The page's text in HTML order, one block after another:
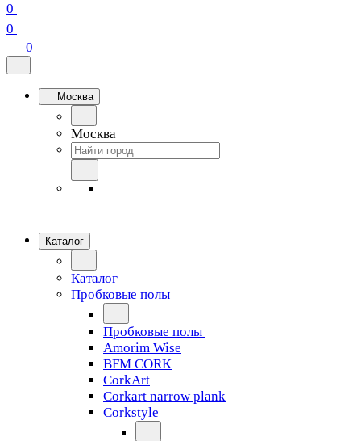
0
0
0
Москва
Москва
Каталог
Каталог
Пробковые полы
Пробковые полы
Amorim Wise
BFM CORK
CorkArt
Corkart narrow plank
Corkstyle